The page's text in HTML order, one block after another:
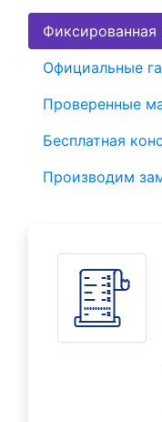
Фиксированная
Официальные
Проверенные
Бесплатная
Производим